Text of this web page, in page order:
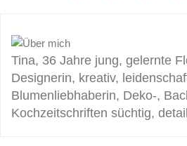
Tina, 36 Jahre jung, gelernte
Designerin, kreativ,
Blumenliebhaberin, Deko-,
Kochzeitschriften süchtig,